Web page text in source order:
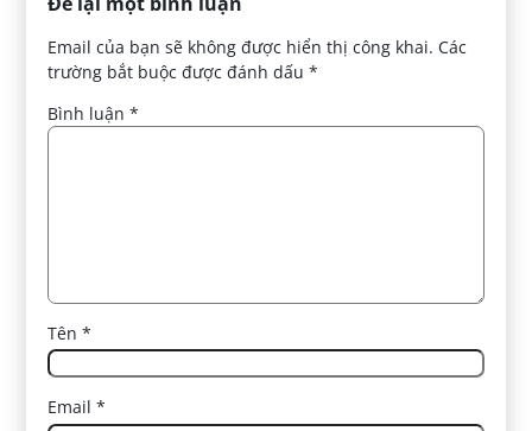
Email của bạn sẽ không được hiển thị công khai. Các
trường bắt buộc được đánh dấu*
Bình luận*
Tên*
Email*